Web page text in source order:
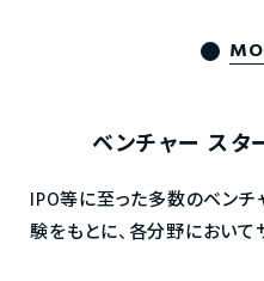
ベンチャー スタ
IPO等に至った多数のベン
験をもとに、各分野において